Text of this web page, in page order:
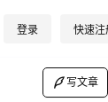
登录 快速注
写文章